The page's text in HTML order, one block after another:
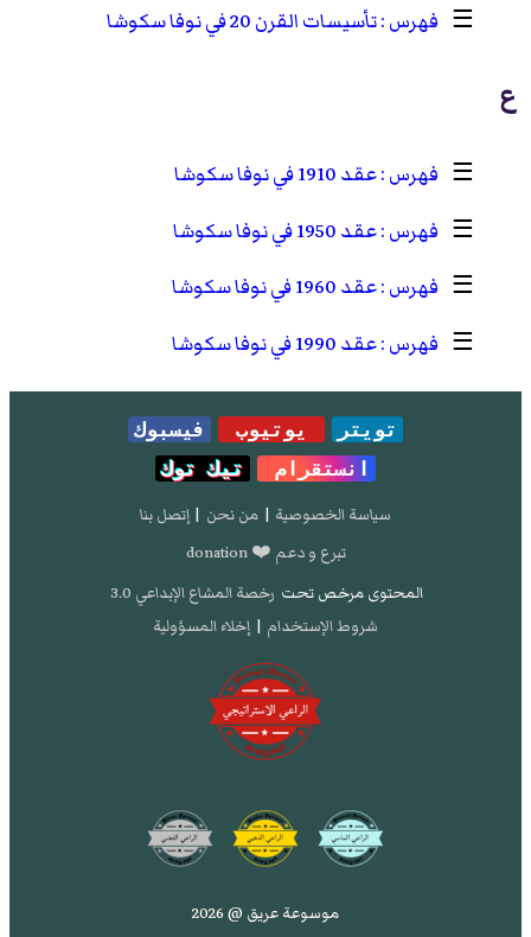
☰ تأسيسات القرن 20 في نوفا سكوشا
ع
☰
عقد 1910 في نوفا سكوشا
☰
عقد 1950 في نوفا سكوشا
☰
عقد 1960 في نوفا سكوشا
☰
عقد 1990 في نوفا سكوشا
تويتر يوتيوب
فيسبوك
انستقرام
تيك توك
سياسة الخصوصية | من نحن | إتصل بنا
تبرع و دعم ❤️ donation
المحتوى مرخص تحت رخصة المشاع الإبداعي 3.0
شروط الإستخدام | إخلاء المسؤولية
موسوعة عريق @ 2026